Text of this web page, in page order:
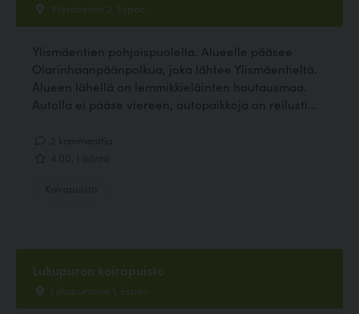
Ylismäentie 2, Espoo
Ylismäentien pohjoispuolella. Alueelle pääsee
Olarinhaanpäänpolkua, joka lähtee Ylismäentieltä.
Alueen lähellä on lemmikkieläinten hautausmaa.
Autolla ei pääse viereen, autopaikkoja on reilusti...
Lukupuron koirapuisto
Lukupurontie 1, Espoo